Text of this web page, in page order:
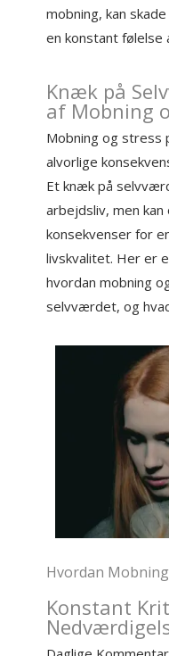
mobning, kan
en konstant følelse
Knæk på
af Mobning
Mobning og stress
alvorlige
Et knæk på
arbejdsliv, men
konsekvenser for
livskvalitet. Her er
hvordan mobning
selvværdet, og
Hvordan
Konstant